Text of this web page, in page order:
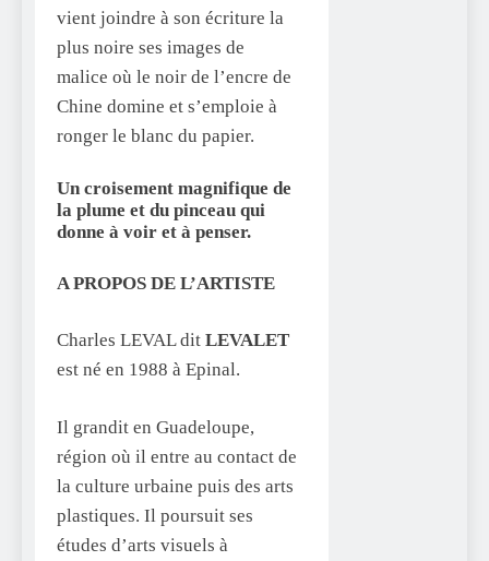
vient joindre à son écriture la
plus noire ses images de
malice où le noir de l’encre de
Chine domine et s’emploie à
ronger le blanc du papier.
Un croisement magnifique de
la plume et du pinceau qui
donne à voir et à penser.
A PROPOS DE L’ARTISTE
Charles LEVAL dit LEVALET
est né en 1988 à Epinal.
Il grandit en Guadeloupe,
région où il entre au contact de
la culture urbaine puis des arts
plastiques. Il poursuit ses
études d’arts visuels à